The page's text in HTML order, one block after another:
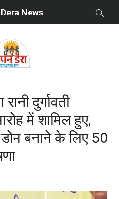
News
दुर्गावती
में शामिल हुए,
बनाने के लिए 50